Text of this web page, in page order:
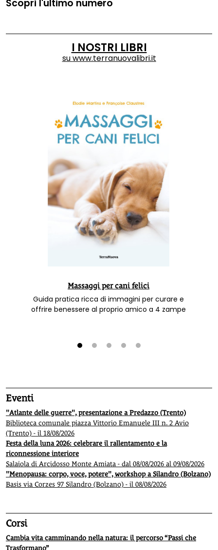
Scopri l'ultimo numero
I NOSTRI LIBRI
suwww.terranuovalibri.it
Massaggi per cani felici
Guida pratica ricca di immagini per curare e
offrire benessere al proprio amico a 4 zampe
Eventi
"Atlante delle guerre", presentazione a Predazzo (Trento)
Biblioteca comunale piazza Vittorio Emanuele III n. 2 Avio
(Trento) - il 18/08/2026
Festa della luna 2026: celebrare il rallentamento e la
riconnessione interiore
Salaiola di Arcidosso Monte Amiata - dal 08/08/2026 al 09/08/2026
"Menopausa: corpo, voce, potere", workshop a Silandro (Bolzano)
Basis via Corzes 97 Silandro (Bolzano) - il 08/08/2026
Corsi
Cambia vita camminando nella natura: il percorso “Passi che
Trasformano”